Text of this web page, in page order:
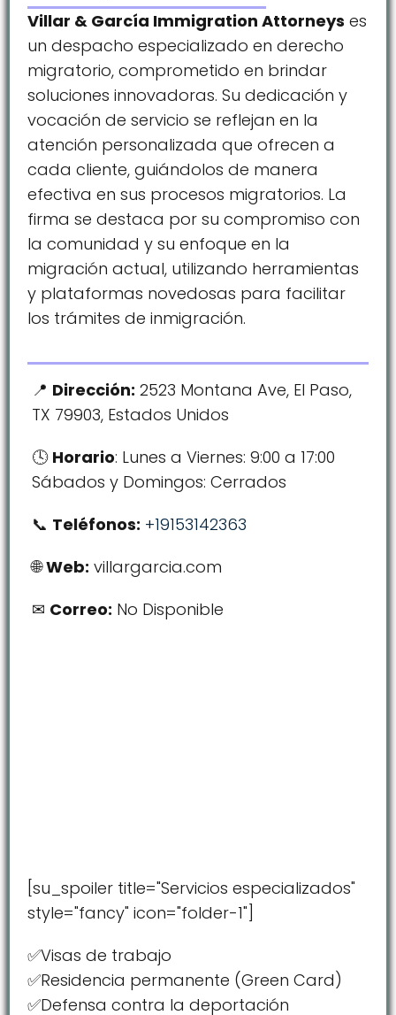
Villar & García Immigration Attorneys es
un despacho especializado en derecho
migratorio, comprometido en brindar
soluciones innovadoras. Su dedicación y
vocación de servicio se reflejan en la
atención personalizada que ofrecen a
cada cliente, guiándolos de manera
efectiva en sus procesos migratorios. La
firma se destaca por su compromiso con
la comunidad y su enfoque en la
migración actual, utilizando herramientas
y plataformas novedosas para facilitar
los trámites de inmigración.
Dirección: 2523 Montana Ave, El Paso,
TX 79903, Estados Unidos
Horario: Lunes a Viernes: 9:00 a 17:00
Sábados y Domingos: Cerrados
Teléfonos: +19153142363
Web: villargarcia.com
Correo: No Disponible
[su_spoiler title="Servicios especializados"
style="fancy" icon="folder-1"]
✅Visas de trabajo
✅Residencia permanente (Green Card)
✅Defensa contra la deportación